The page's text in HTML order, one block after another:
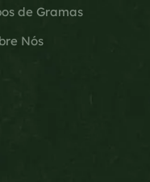
de Gramas
Nós